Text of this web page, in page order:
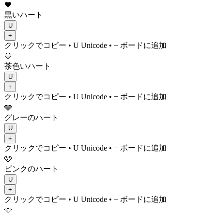
🖤
黒いハート
U
+
クリックでコピー • U Unicode • + ボードに追加
🤎
茶色いハート
U
+
クリックでコピー • U Unicode • + ボードに追加
🩶
グレーのハート
U
+
クリックでコピー • U Unicode • + ボードに追加
🩷
ピンクのハート
U
+
クリックでコピー • U Unicode • + ボードに追加
🩵